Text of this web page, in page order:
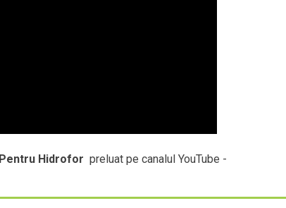
Hidrofor preluat pe canalul YouTube -